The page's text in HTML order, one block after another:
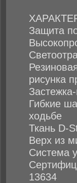
Защита
рисунка
Гибкие
ходьбе
Ткань D-
Верх из
Система
13634